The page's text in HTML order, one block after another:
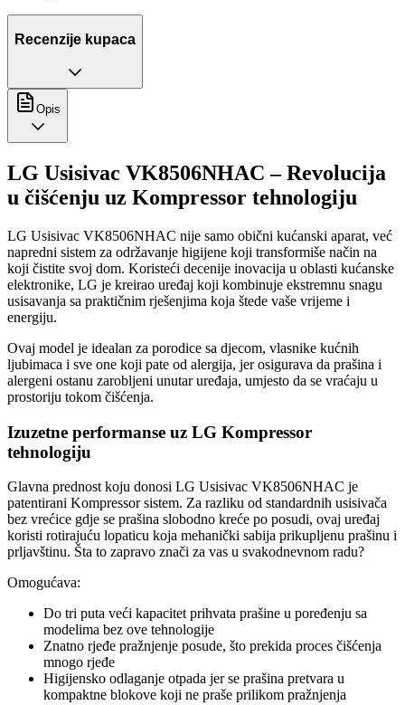
Recenzije kupaca
Opis
LG Usisivac VK8506NHAC – Revolucija
u čišćenju uz Kompressor tehnologiju
LG Usisivac VK8506NHAC nije samo obični kućanski aparat, već
napredni sistem za održavanje higijene koji transformiše način na
koji čistite svoj dom. Koristeći decenije inovacija u oblasti kućanske
elektronike, LG je kreirao uređaj koji kombinuje ekstremnu snagu
usisavanja sa praktičnim rješenjima koja štede vaše vrijeme i
energiju.
Ovaj model je idealan za porodice sa djecom, vlasnike kućnih
ljubimaca i sve one koji pate od alergija, jer osigurava da prašina i
alergeni ostanu zarobljeni unutar uređaja, umjesto da se vraćaju u
prostoriju tokom čišćenja.
Izuzetne performanse uz LG Kompressor
tehnologiju
Glavna prednost koju donosi LG Usisivac VK8506NHAC je
patentirani Kompressor sistem. Za razliku od standardnih usisivača
bez vrećice gdje se prašina slobodno kreće po posudi, ovaj uređaj
koristi rotirajuću lopaticu koja mehanički sabija prikupljenu prašinu i
prljavštinu. Šta to zapravo znači za vas u svakodnevnom radu?
Omogućava:
Do tri puta veći kapacitet prihvata prašine u poređenju sa
modelima bez ove tehnologije
Znatno rjeđe pražnjenje posude, što prekida proces čišćenja
mnogo rjeđe
Higijensko odlaganje otpada jer se prašina pretvara u
kompaktne blokove koji ne praše prilikom pražnjenja